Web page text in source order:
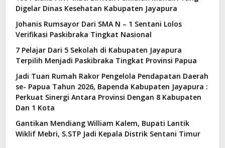
Digelar Dinas Kesehatan Kabupaten Jayapura
Johanis Rumsayor Dari SMA N – 1 Sentani Lolos
Verifikasi Paskibraka Tingkat Nasional
7 Pelajar Dari 5 Sekolah di Kabupaten Jayapura
Terpilih Menjadi Paskibraka Tingkat Provinsi Papua
Jadi Tuan Rumah Rakor Pengelola Pendapatan Daerah
se- Papua Tahun 2026, Bapenda Kabupaten Jayapura :
Perkuat Sinergi Antara Provinsi Dengan 8 Kabupaten
Dan 1 Kota
Gantikan Mendiang William Kalem, Bupati Lantik
Wiklif Mebri, S.STP Jadi Kepala Distrik Sentani Timur